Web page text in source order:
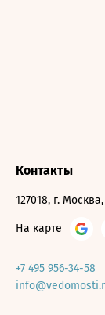
Контакты
127018, г.
На карте
+7 495 956-34-58